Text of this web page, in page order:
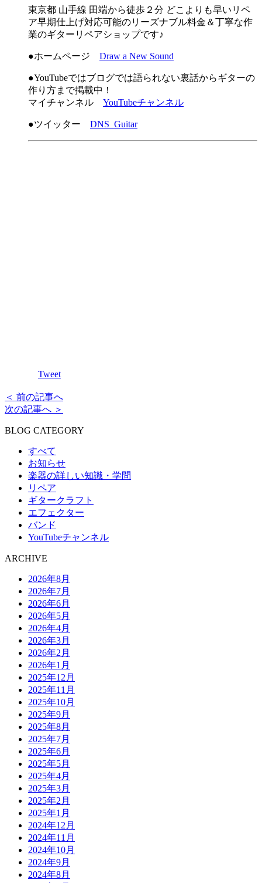
東京都 山手線 田端から徒歩２分 どこよりも早いリペ
ア早期仕上げ対応可能のリーズナブル料金＆丁寧な作
業のギターリペアショップです♪
●ホームページ Draw a New Sound
●YouTubeではブログでは語られない裏話からギターの
作り方まで掲載中！
マイチャンネル YouTubeチャンネル
●ツイッター DNS_Guitar
Tweet
＜ 前の記事へ
次の記事へ ＞
BLOG CATEGORY
すべて
お知らせ
楽器の詳しい知識・学問
リペア
ギタークラフト
エフェクター
バンド
YouTubeチャンネル
ARCHIVE
2026年8月
2026年7月
2026年6月
2026年5月
2026年4月
2026年3月
2026年2月
2026年1月
2025年12月
2025年11月
2025年10月
2025年9月
2025年8月
2025年7月
2025年6月
2025年5月
2025年4月
2025年3月
2025年2月
2025年1月
2024年12月
2024年11月
2024年10月
2024年9月
2024年8月